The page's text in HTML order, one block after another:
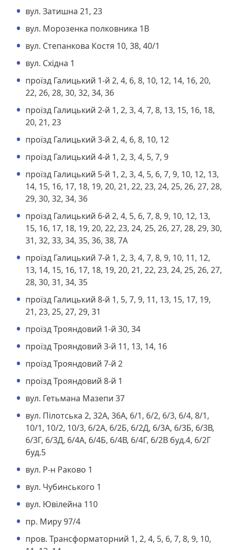
вул. Затишна 21, 23
вул. Морозенка полковника 1В
вул. Степанкова Костя 10, 38, 40/1
вул. Східна 1
проїзд Галицький 1-й 2, 4, 6, 8, 10, 12, 14, 16, 20,
22, 26, 28, 30, 32, 34, 36
проїзд Галицький 2-й 1, 2, 3, 4, 7, 8, 13, 15, 16, 18,
20, 21, 23
проїзд Галицький 3-й 2, 4, 6, 8, 10, 12
проїзд Галицький 4-й 1, 2, 3, 4, 5, 7, 9
проїзд Галицький 5-й 1, 2, 3, 4, 5, 6, 7, 9, 10, 12, 13,
14, 15, 16, 17, 18, 19, 20, 21, 22, 23, 24, 25, 26, 27, 28,
29, 30, 32, 34, 36
проїзд Галицький 6-й 2, 4, 5, 6, 7, 8, 9, 10, 12, 13,
15, 16, 17, 18, 19, 20, 22, 23, 24, 25, 26, 27, 28, 29, 30,
31, 32, 33, 34, 35, 36, 38, 7А
проїзд Галицький 7-й 1, 2, 3, 4, 7, 8, 9, 10, 11, 12,
13, 14, 15, 16, 17, 18, 19, 20, 21, 22, 23, 24, 25, 26, 27,
28, 30, 31, 34, 35
проїзд Галицький 8-й 1, 5, 7, 9, 11, 13, 15, 17, 19,
21, 23, 25, 27, 29, 31
проїзд Трояндовий 1-й 30, 34
проїзд Трояндовий 3-й 11, 13, 14, 16
проїзд Трояндовий 7-й 2
проїзд Трояндовий 8-й 1
вул. Гетьмана Мазепи 37
вул. Пілотська 2, 32А, 36А, 6/1, 6/2, 6/3, 6/4, 8/1,
10/1, 10/2, 10/3, 6/2А, 6/2Б, 6/2Д, 6/3А, 6/3Б, 6/3В,
6/3Г, 6/3Д, 6/4А, 6/4Б, 6/4В, 6/4Г, 6/2В буд.4, 6/2Г
буд.5
вул. Р-н Раково 1
вул. Чубинського 1
вул. Ювілейна 110
пр. Миру 97/4
пров. Трансформаторний 1, 2, 4, 5, 6, 7, 8, 9, 10,